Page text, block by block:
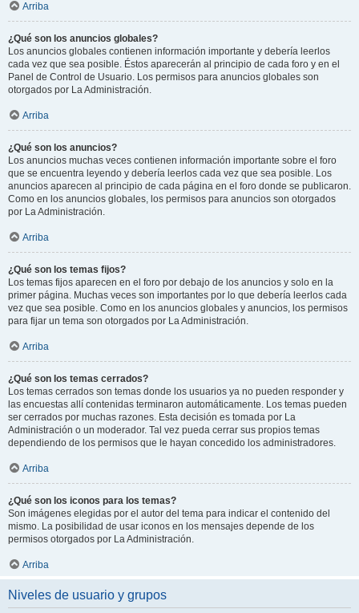
Arriba
¿Qué son los anuncios globales?
Los anuncios globales contienen información importante y debería leerlos
cada vez que sea posible. Éstos aparecerán al principio de cada foro y en el
Panel de Control de Usuario. Los permisos para anuncios globales son
otorgados por La Administración.
Arriba
¿Qué son los anuncios?
Los anuncios muchas veces contienen información importante sobre el foro
que se encuentra leyendo y debería leerlos cada vez que sea posible. Los
anuncios aparecen al principio de cada página en el foro donde se publicaron.
Como en los anuncios globales, los permisos para anuncios son otorgados
por La Administración.
Arriba
¿Qué son los temas fijos?
Los temas fijos aparecen en el foro por debajo de los anuncios y solo en la
primer página. Muchas veces son importantes por lo que debería leerlos cada
vez que sea posible. Como en los anuncios globales y anuncios, los permisos
para fijar un tema son otorgados por La Administración.
Arriba
¿Qué son los temas cerrados?
Los temas cerrados son temas donde los usuarios ya no pueden responder y
las encuestas allí contenidas terminaron automáticamente. Los temas pueden
ser cerrados por muchas razones. Esta decisión es tomada por La
Administración o un moderador. Tal vez pueda cerrar sus propios temas
dependiendo de los permisos que le hayan concedido los administradores.
Arriba
¿Qué son los iconos para los temas?
Son imágenes elegidas por el autor del tema para indicar el contenido del
mismo. La posibilidad de usar iconos en los mensajes depende de los
permisos otorgados por La Administración.
Arriba
Niveles de usuario y grupos